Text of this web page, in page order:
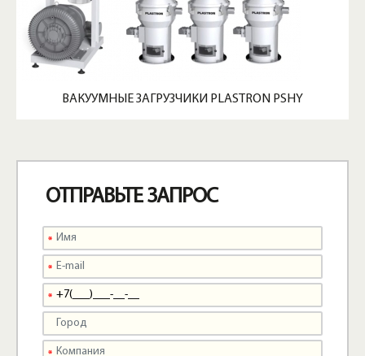
ВАКУУМНЫЕ ЗАГРУЗЧИКИ PLASTRON PSHY
ОТПРАВЬТЕ ЗАПРОС